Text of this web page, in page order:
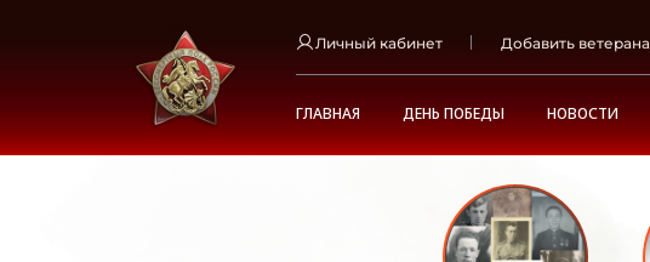
Личный кабинет Добавить ветерана
ГЛАВНАЯ ДЕНЬ ПОБЕДЫ НОВОСТИ